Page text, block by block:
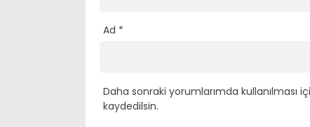
Ad *
Daha sonraki yorumlarımda kullanılması
kaydedilsin.